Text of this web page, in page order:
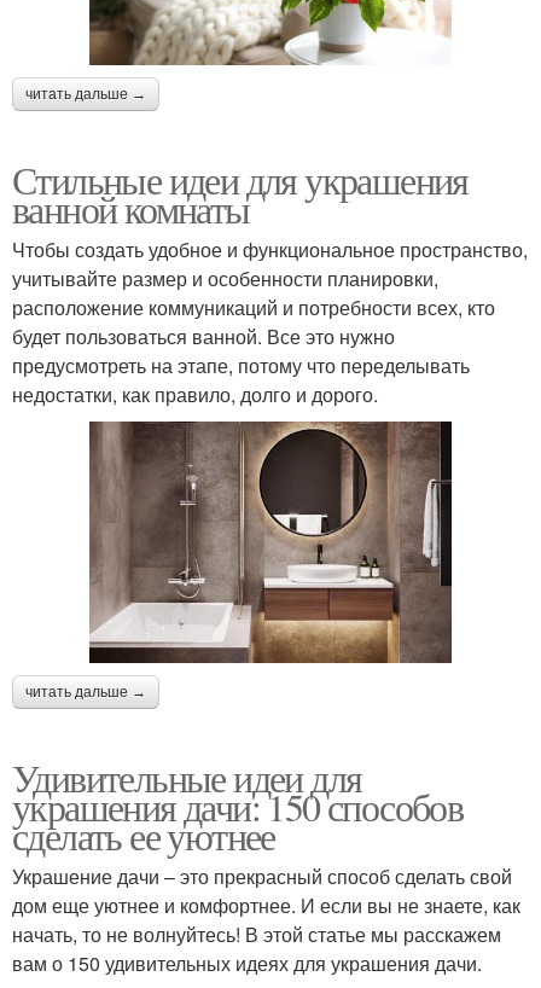
читать дальше →
Стильные идеи для украшения
ванной комнаты
Чтобы создать удобное и функциональное пространство,
учитывайте размер и особенности планировки,
расположение коммуникаций и потребности всех, кто
будет пользоваться ванной. Все это нужно
предусмотреть на этапе, потому что переделывать
недостатки, как правило, долго и дорого.
читать дальше →
Удивительные идеи для
украшения дачи: 150 способов
сделать ее уютнее
Украшение дачи – это прекрасный способ сделать свой
дом еще уютнее и комфортнее. И если вы не знаете, как
начать, то не волнуйтесь! В этой статье мы расскажем
вам о 150 удивительных идеях для украшения дачи.